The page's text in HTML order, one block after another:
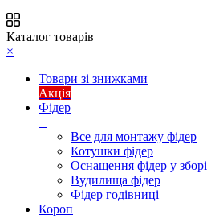
Каталог товарів
×
Товари зі знижками
Акція
Фідер
+
Все для монтажу фідер
Котушки фідер
Оснащення фідер у зборі
Вудилища фідер
Фідер годівниці
Короп